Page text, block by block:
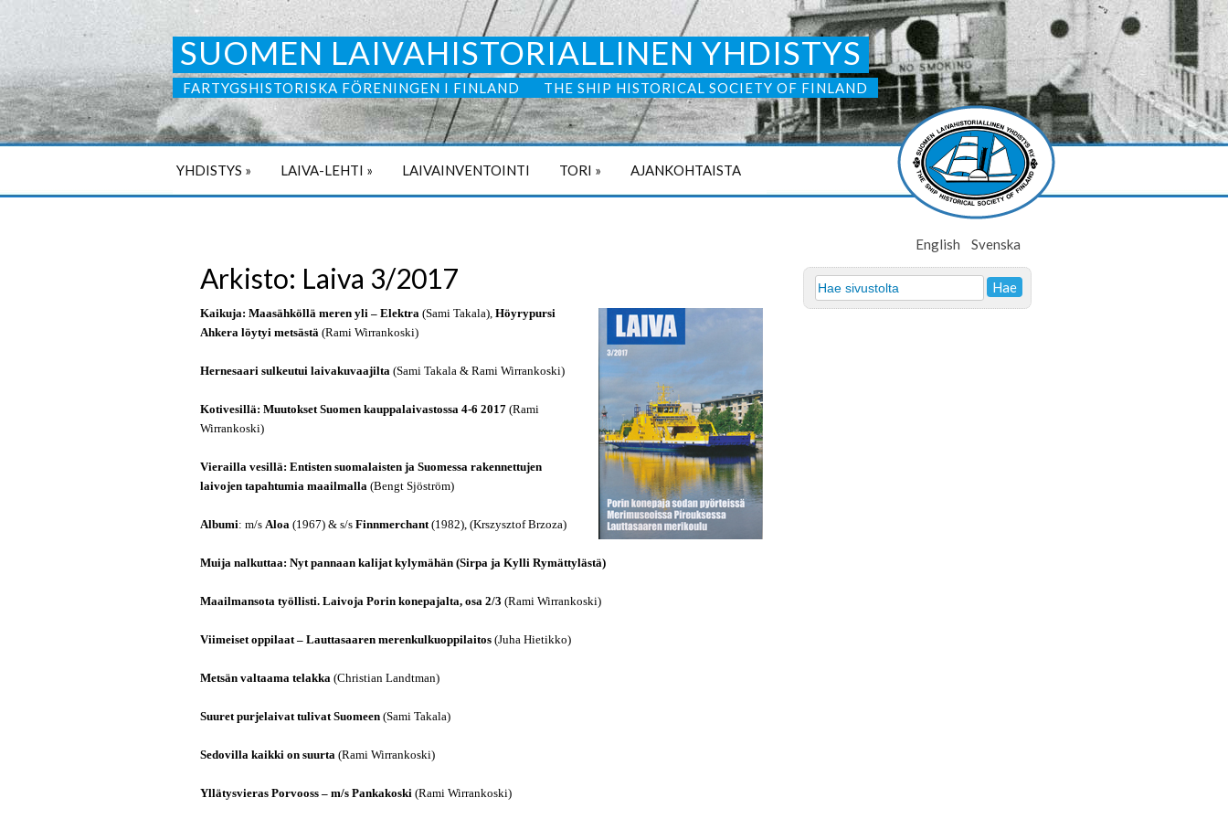
SUOMEN LAIVAHISTORIALLINEN YHDISTYS
FARTYGSHISTORISKA FÖRENINGEN I FINLAND THE SHIP HISTORICAL SOCIETY OF FINLAND
YHDISTYS » LAIVA-LEHTI » LAIVAINVENTOINTI TORI » AJANKOHTAISTA
Arkisto: Laiva 3/2017
Kaikuja: Maasähköllä meren yli – Elektra (Sami Takala), Höyrypursi
Ahkera löytyi metsästä (Rami Wirrankoski)
Hernesaari sulkeutui laivakuvaajilta (Sami Takala & Rami Wirrankoski)
Kotivesillä: Muutokset Suomen kauppalaivastossa 4-6 2017 (Rami
Wirrankoski)
Vierailla vesillä: Entisten suomalaisten ja Suomessa rakennettujen
laivojen tapahtumia maailmalla (Bengt Sjöström)
Albumi: m/s Aloa (1967) & s/s Finnmerchant(1982), (Krszysztof Brzoza)
Muija nalkuttaa: Nyt pannaan kalijat kylymähän (Sirpa ja Kylli Rymättylästä)
Maailmansota työllisti. Laivoja Porin konepajalta, osa 2/3 (Rami Wirrankoski)
Viimeiset oppilaat – Lauttasaaren merenkulkuoppilaitos (Juha Hietikko)
Metsän valtaama telakka (Christian Landtman)
Suuret purjelaivat tulivat Suomeen (Sami Takala)
Sedovilla kaikki on suurta (Rami Wirrankoski)
Yllätysvieras Porvooss – m/s Pankakoski (Rami Wirrankoski)
Svenska
English